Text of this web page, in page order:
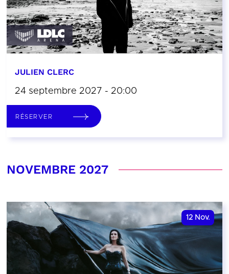
JULIEN CLERC
24 septembre 2027 - 20:00
RÉSERVER
NOVEMBRE 2027
12 Nov.